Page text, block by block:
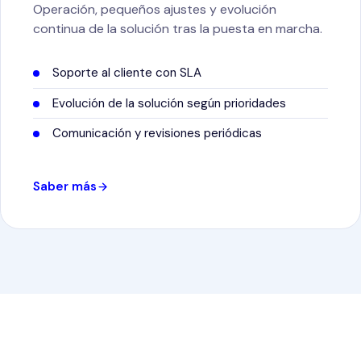
Operación, pequeños ajustes y evolución
continua de la solución tras la puesta en marcha.
Soporte al cliente con SLA
Evolución de la solución según prioridades
Comunicación y revisiones periódicas
Saber más